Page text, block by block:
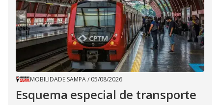
MOBILIDADE SAMPA/ 05/08/2026
Esquema especial de transporte